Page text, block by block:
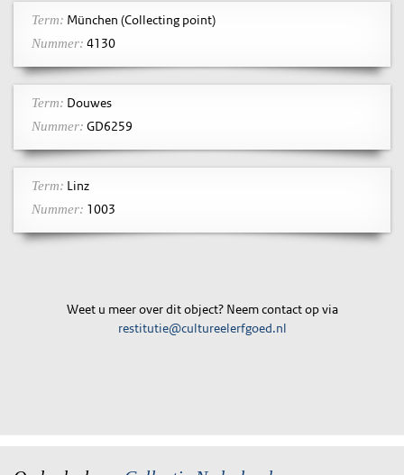
Term: München (Collecting point)
Nummer: 4130
Term: Douwes
Nummer: GD6259
Term: Linz
Nummer: 1003
Weet u meer over dit object? Neem contact op via
restitutie@cultureelerfgoed.nl